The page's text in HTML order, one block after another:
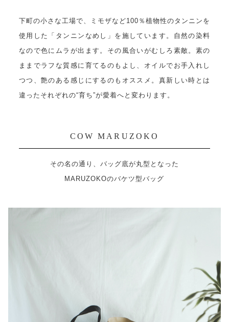
下町の小さな工場で、ミモザなど100％植物性のタンニンを
使用した「タンニンなめし」を施しています。自然の染料
なので色にムラが出ます。その風合いがむしろ素敵。素の
ままでラフな質感に育てるのもよし、オイルでお手入れし
つつ、艶のある感じにするのもオススメ。真新しい時とは
違ったそれぞれの“育ち”が愛着へと変わります。
COW MARUZOKO
その名の通り、バッグ底が丸型となった
MARUZOKOのバケツ型バッグ